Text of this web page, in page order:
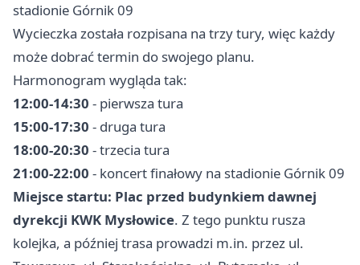
stadionie Górnik 09
Wycieczka została rozpisana na trzy tury, więc każdy
może dobrać termin do swojego planu.
Harmonogram wygląda tak:
12:00-14:30 - pierwsza tura
15:00-17:30 - druga tura
18:00-20:30 - trzecia tura
21:00-22:00 - koncert finałowy na stadionie Górnik 09
Miejsce startu: Plac przed budynkiem dawnej
dyrekcji KWK Mysłowice. Z tego punktu rusza
kolejka, a później trasa prowadzi m.in. przez ul.